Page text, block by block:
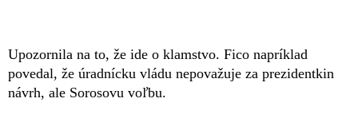
Upozornila na to, že ide o klamstvo. Fico napríklad
povedal, že úradnícku vládu nepovažuje za prezidentkin
návrh, ale Sorosovu voľbu.